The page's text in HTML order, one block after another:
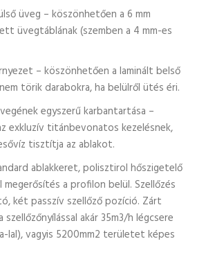
üveg – köszönhetően a 6 mm
üvegtáblának (szemben a 4 mm-es
– köszönhetően a laminált belső
törik darabokra, ha belülről ütés éri.
egyszerű karbantartása –
exkluzív titánbevonatos kezelésnek,
tisztítja az ablakot.
ablakkeret, polisztirol hőszigetelő
a profilon belül. Szellőzés
két passzív szellőző pozíció. Zárt
szellőzőnyílással akár 35m3/h légcsere
lal), vagyis 5200mm2 területet képes